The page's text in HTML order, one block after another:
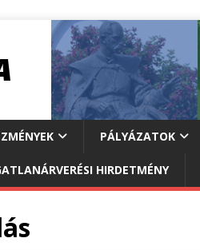
PÁLYÁZATOK
HIRDETMÉNY